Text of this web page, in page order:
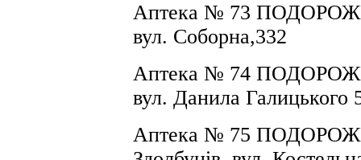
Аптека № 73
вул. Соборна,332
Аптека № 74
вул. Данила Галицького
Аптека № 75